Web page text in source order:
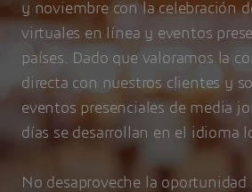
y noviembre con la celebración
virtuales en línea y eventos
países. Dado que valoramos la
directa con nuestros clientes y
eventos presenciales de media
días se desarrollan en el idioma
No desaproveche la oportunidad